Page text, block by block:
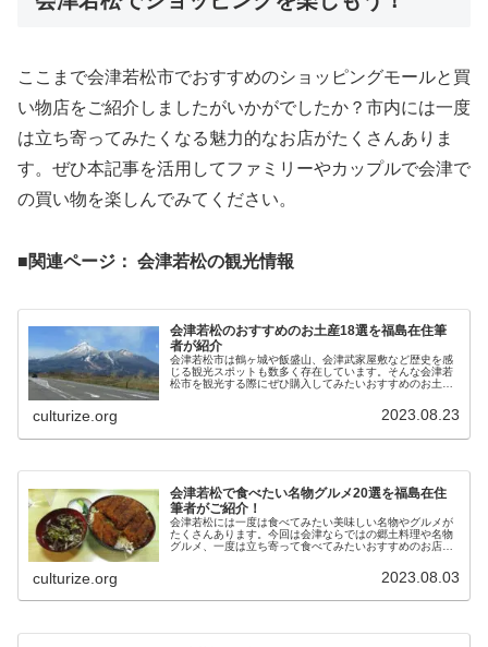
ここまで会津若松市でおすすめのショッピングモールと買
い物店をご紹介しましたがいかがでしたか？市内には一度
は立ち寄ってみたくなる魅力的なお店がたくさんありま
す。ぜひ本記事を活用してファミリーやカップルで会津で
の買い物を楽しんでみてください。
■関連ページ： 会津若松の観光情報
会津若松のおすすめのお土産18選を福島在住筆
者が紹介
会津若松市は鶴ヶ城や飯盛山、会津武家屋敷など歴史を感
じる観光スポットも数多く存在しています。そんな会津若
松市を観光する際にぜひ購入してみたいおすすめのお土産
食べ物のお土産、民芸品や伝統工芸品のお土産という3つ
culturize.org 2023.08.23
会津若松で食べたい名物グルメ20選を福島在住
筆者がご紹介！
会津若松には一度は食べてみたい美味しい名物やグルメが
たくさんあります。今回は会津ならではの郷土料理や名物
グルメ、一度は立ち寄って食べてみたいおすすめのお店の
る際に本記事の情報をご活用いただければ幸いです。
culturize.org 2023.08.03